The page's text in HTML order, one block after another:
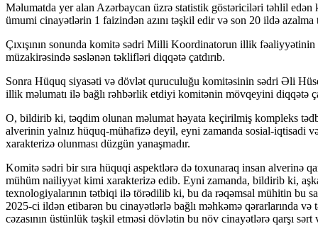
Məlumatda yer alan Azərbaycan üzrə statistik göstəriciləri təhlil
ümumi cinayətlərin 1 faizindən azını təşkil edir və son 20 ildə azalma
Çıxışının sonunda komitə sədri Milli Koordinatorun illik
müzakirəsində səslənən təklifləri diqqətə çatdırıb.
Sonra Hüquq siyasəti və dövlət quruculuğu komitəsinin sədri Əli
illik məlumatı ilə bağlı rəhbərlik etdiyi komitənin mövqeyini diqqətə
O, bildirib ki, təqdim olunan məlumat həyata keçirilmiş kompleks
alverinin yalnız hüquq-mühafizə deyil, eyni zamanda sosial-iqtisadi
xarakterizə olunması düzgün yanaşmadır.
Komitə sədri bir sıra hüquqi aspektlərə də toxunaraq insan alverinə
mühüm nailiyyət kimi xarakterizə edib. Eyni zamanda, bildirib ki,
texnologiyalarının tətbiqi ilə törədilib ki, bu da rəqəmsal mühitin bu
2025-ci ildən etibarən bu cinayətlərlə bağlı məhkəmə qərarlarında
cəzasının üstünlük təşkil etməsi dövlətin bu növ cinayətlərə qarşı